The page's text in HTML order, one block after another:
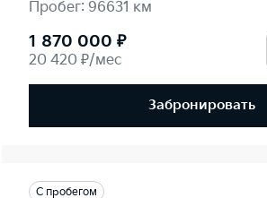
Пробег: 96631 км
1 870 000 ₽
20 420 ₽/мес
Забронировать
С пробегом